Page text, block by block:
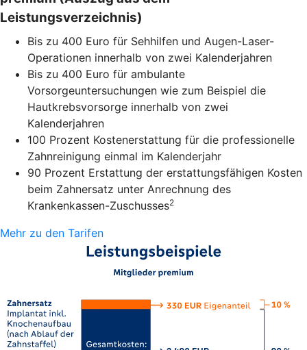
Leistungsverzeichnis)
Bis zu 400 Euro für Sehhilfen und Augen-Laser-
Operationen innerhalb von zwei Kalenderjahren
Bis zu 400 Euro für ambulante
Vorsorgeuntersuchungen wie zum Beispiel die
Hautkrebsvorsorge innerhalb von zwei
Kalenderjahren
100 Prozent Kostenerstattung für die professionelle
Zahnreinigung einmal im Kalenderjahr
90 Prozent Erstattung der erstattungsfähigen Kosten
beim Zahnersatz unter Anrechnung des
Krankenkassen-Zuschusses2
Mehr zu den Tarifen